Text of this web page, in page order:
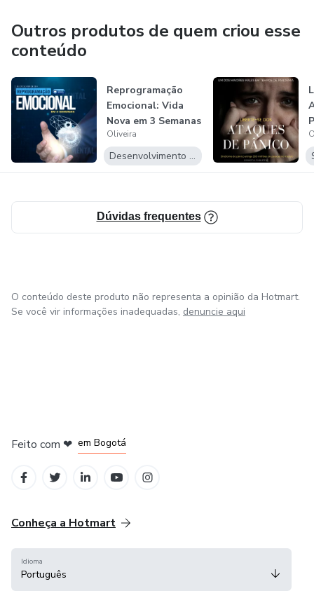
Outros produtos de quem criou esse
conteúdo
Reprogramação
Emocional: Vida
Nova em 3 Semanas
Oliveira
Desenvolvimento Pessoal
Dúvidas frequentes
O conteúdo deste produto não representa a opinião da Hotmart.
Se você vir informações inadequadas, denuncie aqui
Feito com ❤ em Bogotá
Conheça a Hotmart
Idioma
Português